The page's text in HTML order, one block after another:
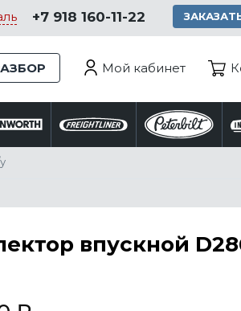
+7 918 160-11-22
Мой кабинет
впускной